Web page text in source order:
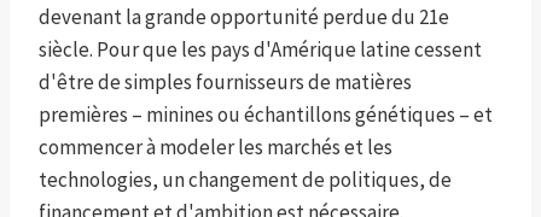
devenant la grande opportunité perdue du 21e
siècle. Pour que les pays d'Amérique latine cessent
d'être de simples fournisseurs de matières
premières – minines ou échantillons génétiques – et
commencer à modeler les marchés et les
technologies, un changement de politiques, de